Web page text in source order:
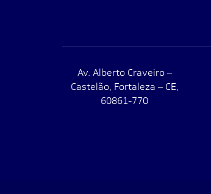
Av. Alberto Craveiro –
Castelão, Fortaleza – CE,
60861-770